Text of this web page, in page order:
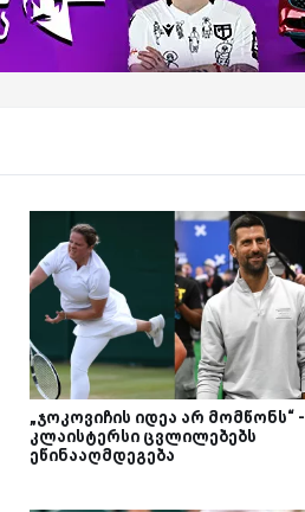
„ჯოკოვიჩის იდეა არ მომწონს“ -
კლაისტერსი ცვლილებებს
ეწინააღმდეგება